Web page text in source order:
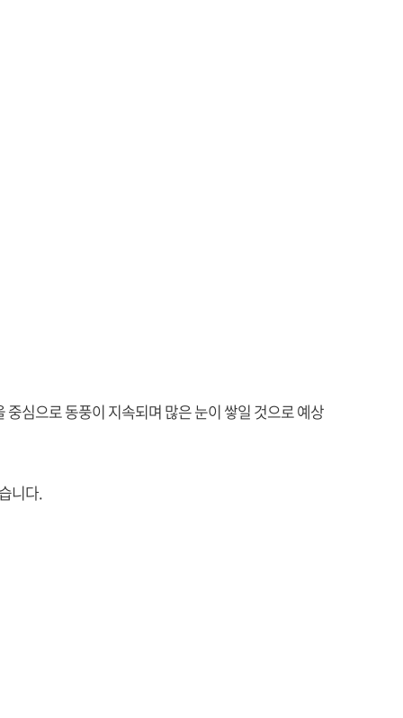
심으로 동풍이 지속되며 많은 눈이 쌓일 것으로 예상
니다.